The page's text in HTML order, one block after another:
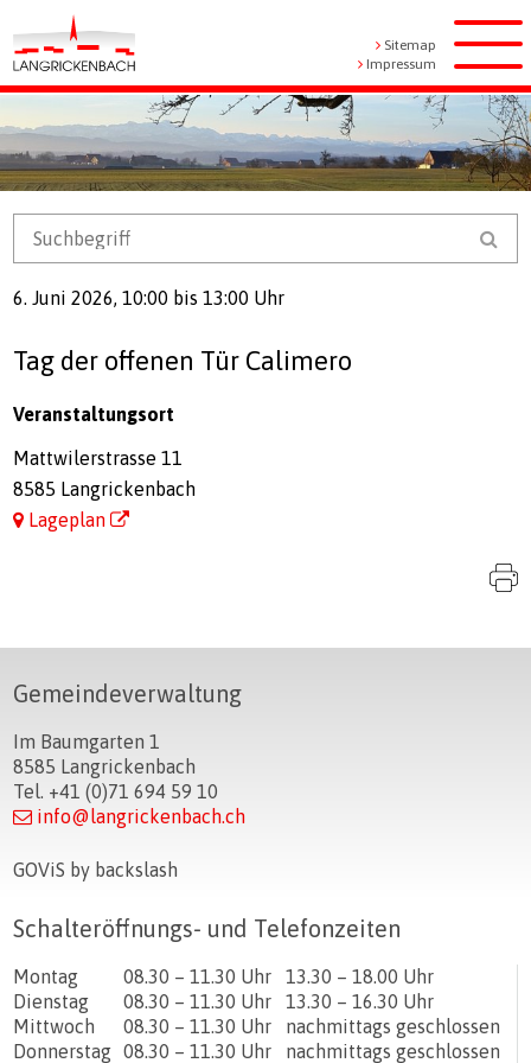
Navigieren in Langrickenbach
Schnellnavigation
Metanavigation
Sitemap
Impressum
6. Juni 2026, 10:00 bis 13:00 Uhr
Tag der offenen Tür Calimero
Veranstaltungsort
Mattwilerstrasse 11
8585 Langrickenbach
Lageplan
Suchbegriff
Footer
Gemeindeverwaltung
Im Baumgarten 1
8585 Langrickenbach
Tel. +41 (0)71 694 59 10
info@langrickenbach.ch
GOViS by backslash
Schalteröffnungs- und Telefonzeiten
TagÖffnungszeiten Vormittag Öffnungszeiten Nachmittag
Montag 08.30 – 11.30 Uhr
13.30 – 18.00 Uhr
Dienstag
08.30 – 11.30 Uhr
13.30 – 16.30 Uhr
Mittwoch
08.30 – 11.30 Uhr
nachmittags geschlossen
Donnerstag 08.30 – 11.30 Uhr nachmittags geschlossen